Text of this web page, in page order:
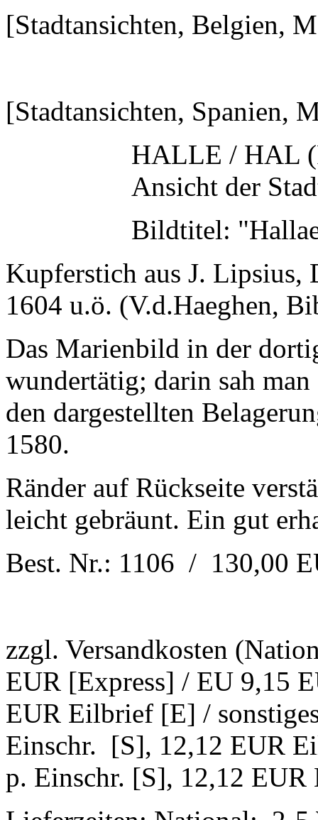
[Stadtansichten, Belgien,
[Stadtansichten, Spanien,
HALLE / HAL
Ansicht der
Bildtitel:
Kupferstich aus J. Lipsius,
1604 u.ö. (V.d.Haeghen,
Das Marienbild in der
wundertätig; darin sah
den dargestellten
1580.
Ränder auf Rückseite
leicht gebräunt. Ein gut
Best. Nr.: 1106 / 130,00
zzgl. Versandkosten
EUR [Express] / EU 9,15
EUR Eilbrief [E] /
Einschr. [S], 12,12 EUR
p. Einschr. [S], 12,12